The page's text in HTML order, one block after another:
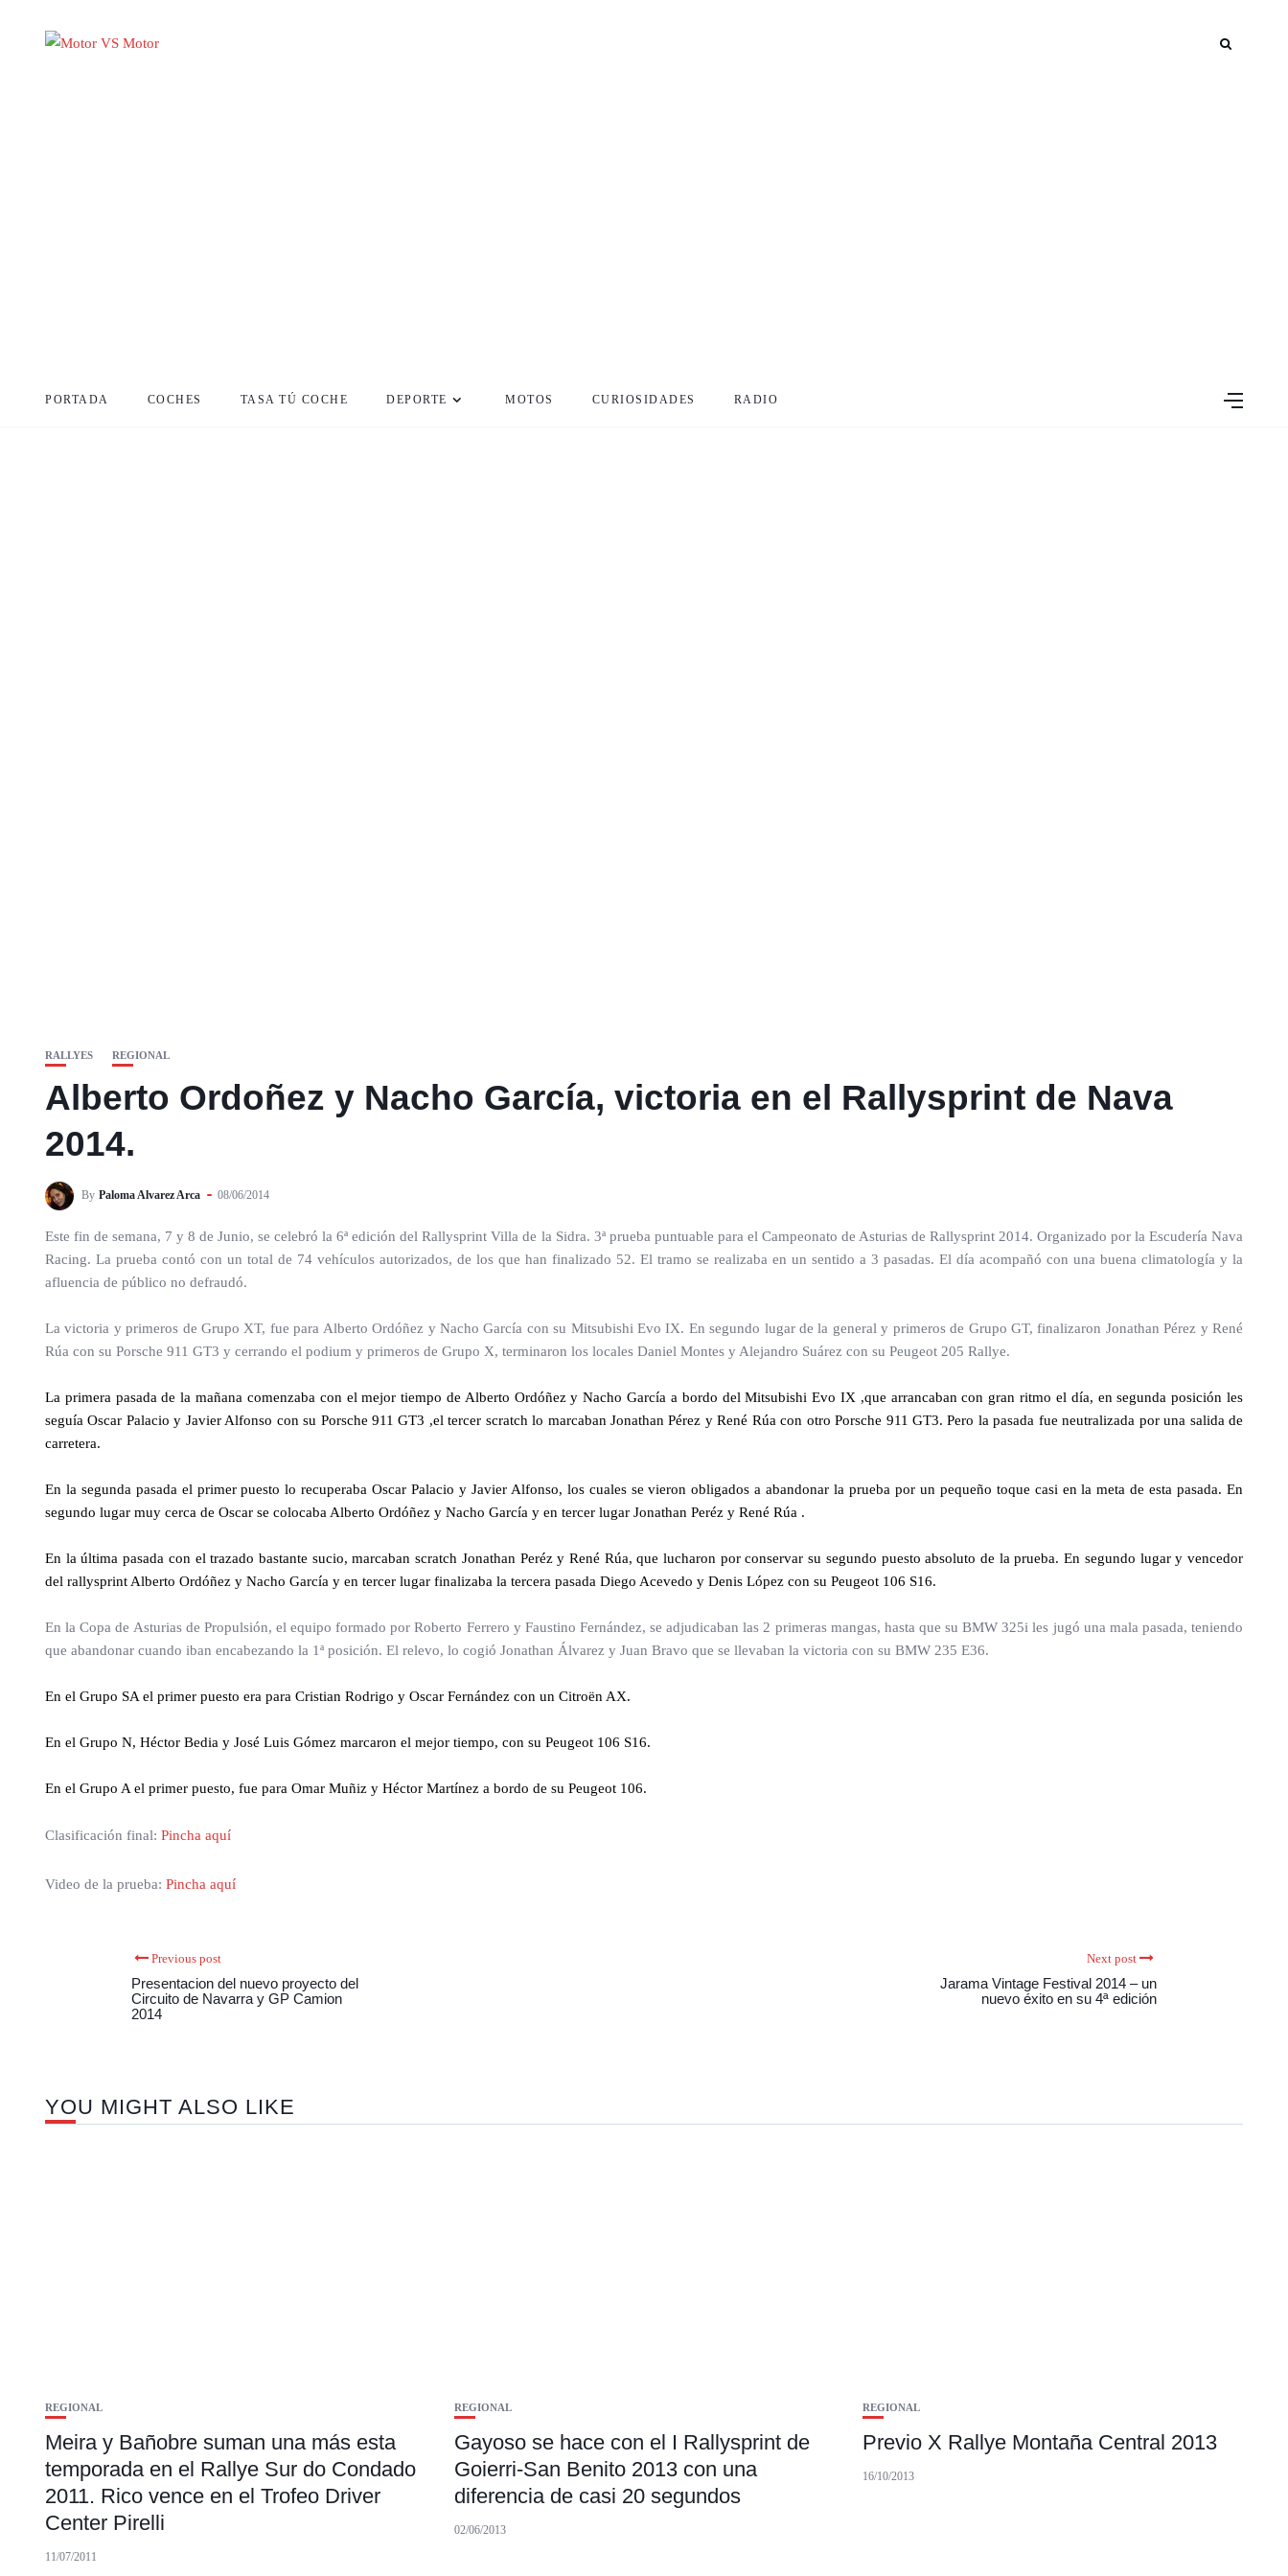
PORTADA COCHES TASA TÚ COCHE DEPORTE MOTOS CURIOSIDADES RADIO
RALLYES REGIONAL
Alberto Ordoñez y Nacho García, victoria en el Rallysprint de Nava
2014.
By Paloma Alvarez Arca 08/06/2014
Este fin de semana, 7 y 8 de Junio, se celebró la 6ª edición del Rallysprint Villa de la Sidra. 3ª prueba puntuable para el Campeonato de Asturias de Rallysprint 2014. Organizado por la Escudería Nava
Racing. La prueba contó con un total de 74 vehículos autorizados, de los que han finalizado 52. El tramo se realizaba en un sentido a 3 pasadas. El día acompañó con una buena climatología y la
afluencia de público no defraudó.
La victoria y primeros de Grupo XT, fue para Alberto Ordóñez y Nacho García con su Mitsubishi Evo IX. En segundo lugar de la general y primeros de Grupo GT, finalizaron Jonathan Pérez y René
Rúa con su Porsche 911 GT3 y cerrando el podium y primeros de Grupo X, terminaron los locales Daniel Montes y Alejandro Suárez con su Peugeot 205 Rallye.
La primera pasada de la mañana comenzaba con el mejor tiempo de Alberto Ordóñez y Nacho García a bordo del Mitsubishi Evo IX ,que arrancaban con gran ritmo el día, en segunda posición les
seguía Oscar Palacio y Javier Alfonso con su Porsche 911 GT3 ,el tercer scratch lo marcaban Jonathan Pérez y René Rúa con otro Porsche 911 GT3. Pero la pasada fue neutralizada por una salida de
carretera.
En la segunda pasada el primer puesto lo recuperaba Oscar Palacio y Javier Alfonso, los cuales se vieron obligados a abandonar la prueba por un pequeño toque casi en la meta de esta pasada. En
segundo lugar muy cerca de Oscar se colocaba Alberto Ordóñez y Nacho García y en tercer lugar Jonathan Peréz y René Rúa .
En la última pasada con el trazado bastante sucio, marcaban scratch Jonathan Peréz y René Rúa, que lucharon por conservar su segundo puesto absoluto de la prueba. En segundo lugar y vencedor
del rallysprint Alberto Ordóñez y Nacho García y en tercer lugar finalizaba la tercera pasada Diego Acevedo y Denis López con su Peugeot 106 S16.
En la Copa de Asturias de Propulsión, el equipo formado por Roberto Ferrero y Faustino Fernández, se adjudicaban las 2 primeras mangas, hasta que su BMW 325i les jugó una mala pasada, teniendo
que abandonar cuando iban encabezando la 1ª posición. El relevo, lo cogió Jonathan Álvarez y Juan Bravo que se llevaban la victoria con su BMW 235 E36.
En el Grupo SA el primer puesto era para Cristian Rodrigo y Oscar Fernández con un Citroën AX.
En el Grupo N, Héctor Bedia y José Luis Gómez marcaron el mejor tiempo, con su Peugeot 106 S16.
En el Grupo A el primer puesto, fue para Omar Muñiz y Héctor Martínez a bordo de su Peugeot 106.
Clasificación final: Pincha aquí
Video de la prueba: Pincha aquí
Previous post
Presentacion del nuevo proyecto del
Circuito de Navarra y GP Camion
2014
Next post
Jarama Vintage Festival 2014 – un
nuevo éxito en su 4ª edición
YOU MIGHT ALSO LIKE
REGIONAL
Meira y Bañobre suman una más esta
temporada en el Rallye Sur do Condado
2011. Rico vence en el Trofeo Driver
Center Pirelli
11/07/2011
REGIONAL
Gayoso se hace con el I Rallysprint de
Goierri-San Benito 2013 con una
diferencia de casi 20 segundos
02/06/2013
REGIONAL
Previo X Rallye Montaña Central 2013
16/10/2013